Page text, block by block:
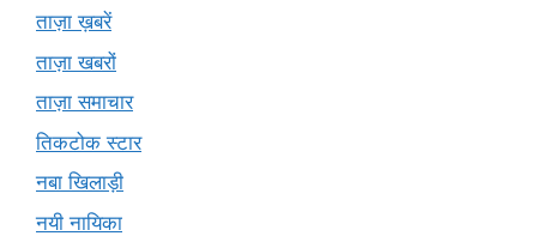
ताज़ा ख़बरें
ताज़ा खबरों
ताज़ा समाचार
तिकटोक स्टार
नबा खिलाड़ी
नयी नायिका